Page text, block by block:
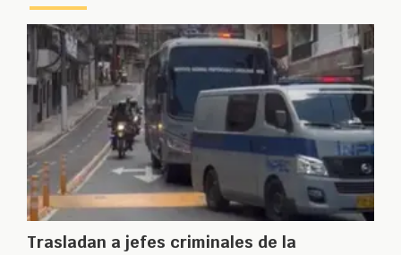
Trasladan a jefes criminales de la